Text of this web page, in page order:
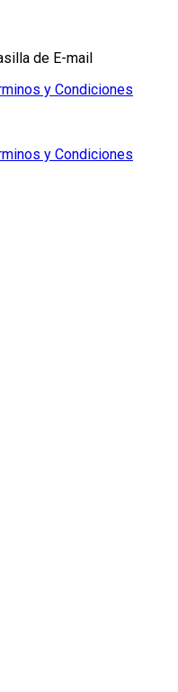
de E-mail
y Condiciones
y Condiciones